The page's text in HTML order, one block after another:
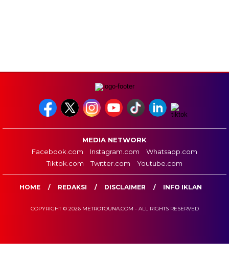
MEDIA NETWORK
Facebook.com
Instagram.com
Whatsapp.com
Tiktok.com
Twitter.com Youtube.com
HOME REDAKSI DISCLAIMER INFO IKLAN
COPYRIGHT © 2026 METROTOUNA.COM - ALL RIGHTS RESERVED